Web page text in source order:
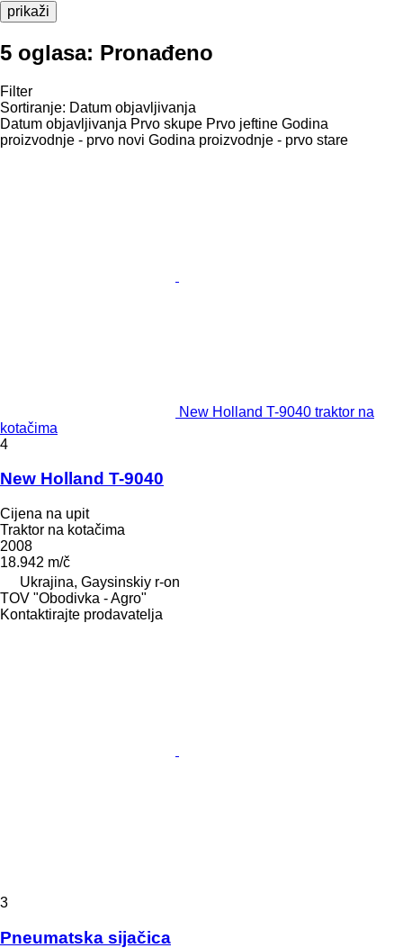
prikaži
5 oglasa: Pronađeno
Filter
Sortiranje: Datum objavljivanja
Datum objavljivanja Prvo skupe Prvo jeftine Godina
proizvodnje - prvo novi Godina proizvodnje - prvo stare
New Holland T-9040 traktor na
kotačima
4
New Holland T-9040
Cijena na upit
Traktor na kotačima
2008
18.942 m/č
Ukrajina, Gaysinskiy r-on
TOV "Obodivka - Agro"
Kontaktirajte prodavatelja
3
Pneumatska sijačica